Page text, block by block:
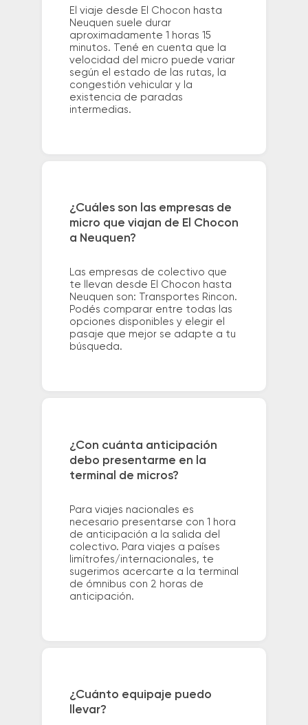
El viaje desde El Chocon hasta
Neuquen suele durar
aproximadamente 1 horas 15
minutos. Tené en cuenta que la
velocidad del micro puede variar
según el estado de las rutas, la
congestión vehicular y la
existencia de paradas
intermedias.
¿Cuáles son las empresas de
micro que viajan de El Chocon
a Neuquen?
Las empresas de colectivo que
te llevan desde El Chocon hasta
Neuquen son: Transportes Rincon.
Podés comparar entre todas las
opciones disponibles y elegir el
pasaje que mejor se adapte a tu
búsqueda.
¿Con cuánta anticipación
debo presentarme en la
terminal de micros?
Para viajes nacionales es
necesario presentarse con 1 hora
de anticipación a la salida del
colectivo. Para viajes a países
limítrofes/internacionales, te
sugerimos acercarte a la terminal
de ómnibus con 2 horas de
anticipación.
¿Cuánto equipaje puedo
llevar?